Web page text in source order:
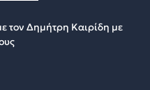
τον Δημήτρη Καιρίδη με